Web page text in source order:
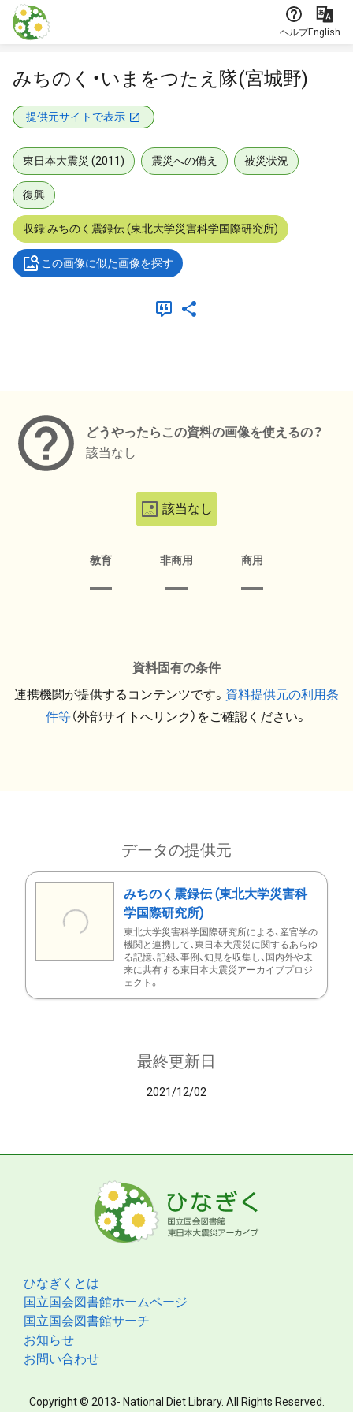
本文に飛ぶ
ヘルプEnglish
みちのく・いまをつたえ隊(宮城野)
提供元サイトで表示
東日本大震災 (2011) 震災への備え 被災状況
復興
収録:みちのく震録伝 (東北大学災害科学国際研究所)
この画像に似た画像を探す
どうやったらこの資料の画像を使えるの？
該当なし
該当なし
教育 非商用 商用
資料固有の条件
連携機関が提供するコンテンツです。 資料提供元の利用条
件等（外部サイトへリンク）をご確認ください。
データの提供元
みちのく震録伝 (東北大学災害科
学国際研究所)
東北大学災害科学国際研究所による、産官学の
機関と連携して、東日本大震災に関するあらゆ
る記憶、記録、事例、知見を収集し、国内外や未
来に共有する東日本大震災アーカイブプロジ
ェクト。
最終更新日
2021/12/02
ひなぎくとは
国立国会図書館ホームページ
国立国会図書館サーチ
お知らせ
お問い合わせ
Copyright © 2013- National Diet Library. All Rights Reserved.